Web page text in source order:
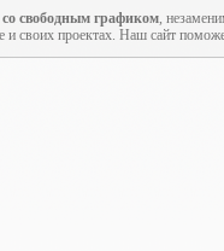
со свободным графиком,
своих проектах. Наш сайт